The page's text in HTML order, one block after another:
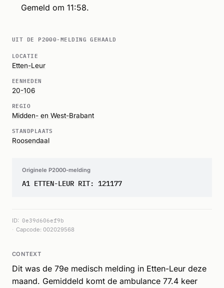
Gemeld om 11:58.
UIT DE P2000-MELDING GEHAALD
LOCATIE
Etten-Leur
EENHEDEN
20-106
REGIO
Midden- en West-Brabant
STANDPLAATS
Roosendaal
Originele P2000-melding
A1 ETTEN-LEUR RIT: 121177
ID: 0e39d606ef9b
Capcode: 002029568
CONTEXT
Dit was de 79e medisch melding in Etten-Leur deze
maand. Gemiddeld komt de ambulance 77.4 keer